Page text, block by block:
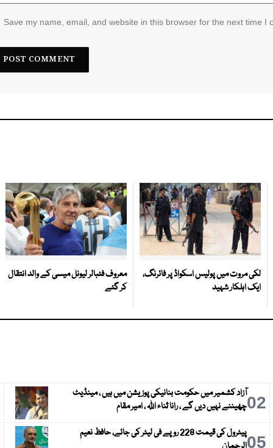
Save my name, email, and website in this browser for the next time I
لکی مروت میں پولیس اسکواڈ پر فائرنگ،
ایک اہلکار شہید
معروف فٹبالر لیونل میسی کے والد انتقال
کر گئے
02آزاد کشمیر میں حکومت بنانیکی پوزیشن میں ہیں ، مینڈیٹ
چھیننے نہیں دیں گے ، رانا ثناء اللہ ، امیر مقام
05
پیٹرول کی قیمت 228 روپے فی لیٹر کی جائے، حافظ نعیم